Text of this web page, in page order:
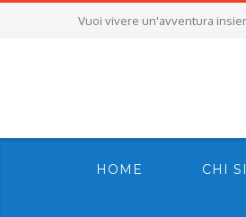
Vuoi vivere un'avventura
HOME CHI